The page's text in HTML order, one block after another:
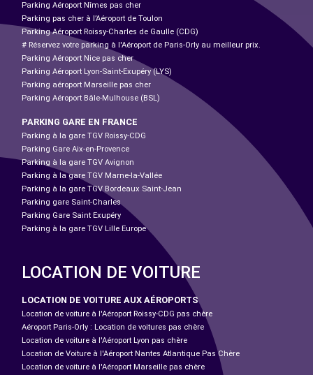
Parking Aéroport Nîmes pas cher
Parking pas cher à l’Aéroport de Toulon
Parking Aéroport Roissy-Charles de Gaulle (CDG)
# Réservez votre parking à l'Aéroport de Paris-Orly au meilleur prix.
Parking Aéroport Nice pas cher
Parking Aéroport Lyon-Saint-Exupéry (LYS)
Parking aéroport Marseille pas cher
Parking Aéroport Bâle-Mulhouse (BSL)
PARKING GARE EN FRANCE
Parking à la gare TGV Roissy-CDG
Parking Gare Aix-en-Provence
Parking à la gare TGV Avignon
Parking à la gare TGV Marne-la-Vallée
Parking à la gare TGV Bordeaux Saint-Jean
Parking gare Saint-Charles
Parking Gare Saint Exupéry
Parking à la gare TGV Lille Europe
LOCATION DE VOITURE
LOCATION DE VOITURE AUX AÉROPORTS
Location de voiture à l'Aéroport Roissy-CDG pas chère
Aéroport Paris-Orly : Location de voitures pas chère
Location de voiture à l'Aéroport Lyon pas chère
Location de Voiture à l'Aéroport Nantes Atlantique Pas Chère
Location de voiture à l'Aéroport Marseille pas chère